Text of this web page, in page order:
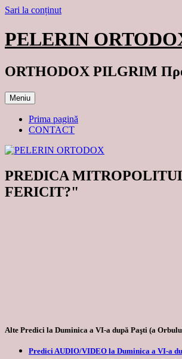
Sari la conținut
PELERIN
ORTHODOX PILGRIM
Meniu
Prima pagină
CONTACT
PREDICA
FERICIT?"
Alte Predici la Duminica a VI-a după Paşti (a
Predici AUDIO/VIDEO la Duminica a VI-a